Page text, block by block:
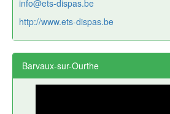
info@ets-dispas.be
http://www.ets-dispas.be
Barvaux-sur-Ourthe